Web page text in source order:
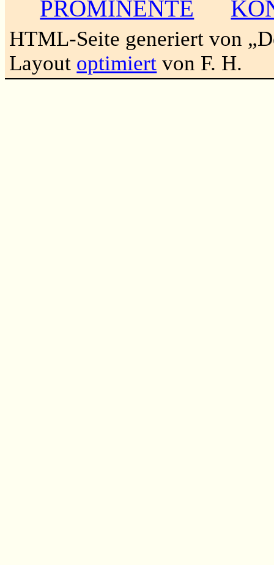
PROMINENTE
HTML-Seite generiert von
Layout optimiert von F. H.